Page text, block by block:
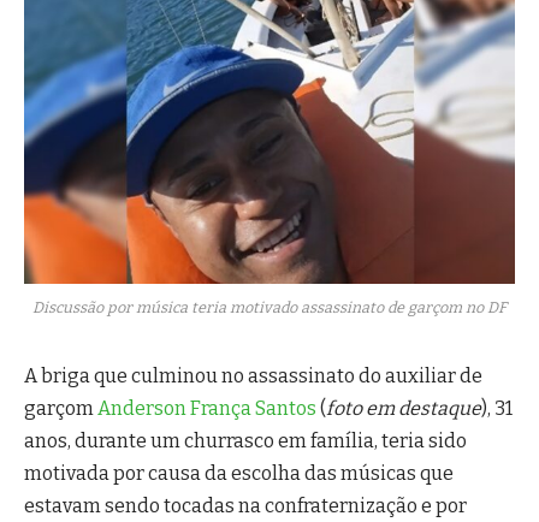
Discussão por música teria motivado assassinato de garçom no DF
A briga que culminou no assassinato do auxiliar de
garçomAnderson França Santos (foto em destaque), 31
anos, durante um churrasco em família, teria sido
motivada por causa da escolha das músicas que
estavam sendo tocadas na confraternização e por